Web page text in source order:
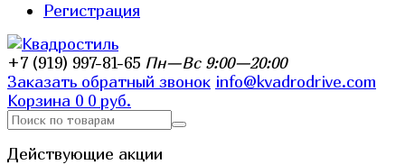
Регистрация
+7 (919) 997-81-65 Пн—Вс 9:00—20:00
Заказать обратный звонок info@kvadrodrive.com
Корзина 0 0 руб.
Действующие акции